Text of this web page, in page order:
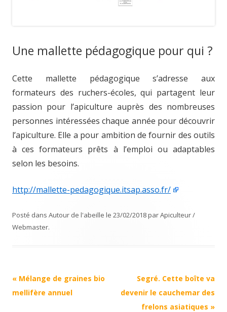
Une mallette pédagogique pour qui ?
Cette mallette pédagogique s’adresse aux
formateurs des ruchers-écoles, qui partagent leur
passion pour l’apiculture auprès des nombreuses
personnes intéressées chaque année pour découvrir
l’apiculture. Elle a pour ambition de fournir des outils
à ces formateurs prêts à l’emploi ou adaptables
selon les besoins.
http://mallette-pedagogique.itsap.asso.fr/
Posté dans Autour de l'abeille le 23/02/2018parApiculteur /
Webmaster.
Navigation
Article
« Mélange de graines bio
mellifère annuel
Segré. Cette boîte va
devenir le cauchemar des
frelons asiatiques »